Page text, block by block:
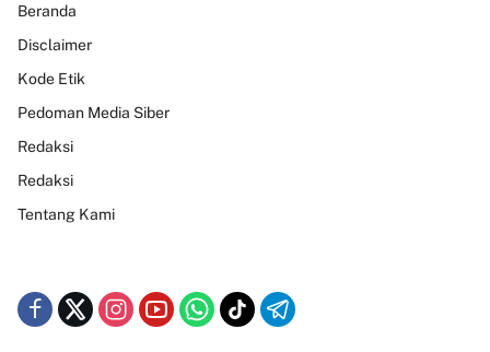
Beranda
Disclaimer
Kode Etik
Pedoman Media Siber
Redaksi
Redaksi
Tentang Kami